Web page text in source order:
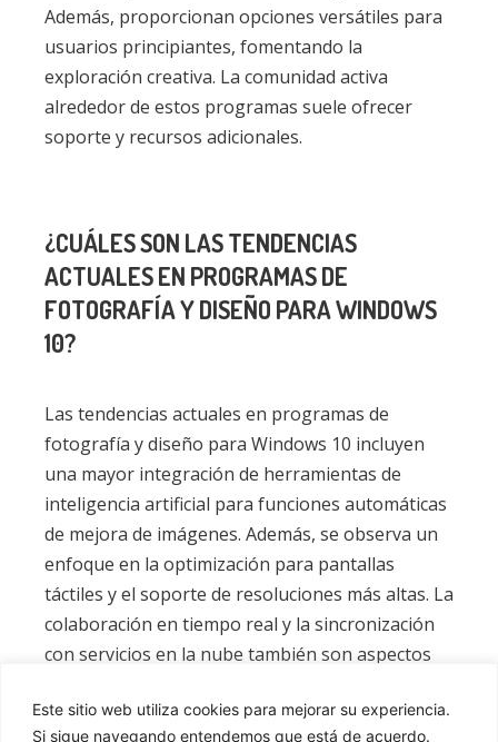
Este sitio web utiliza cookies para mejorar su experiencia.
Si sigue navegando entendemos que está de acuerdo.
Además, proporcionan opciones versátiles para
usuarios principiantes, fomentando la
exploración creativa. La comunidad activa
alrededor de estos programas suele ofrecer
soporte y recursos adicionales.
¿CUÁLES SON LAS TENDENCIAS
ACTUALES EN PROGRAMAS DE
FOTOGRAFÍA Y DISEÑO PARA WINDOWS
10?
Las tendencias actuales en programas de
fotografía y diseño para Windows 10 incluyen
una mayor integración de herramientas de
inteligencia artificial para funciones automáticas
de mejora de imágenes. Además, se observa un
enfoque en la optimización para pantallas
táctiles y el soporte de resoluciones más altas. La
colaboración en tiempo real y la sincronización
con servicios en la nube también son aspectos